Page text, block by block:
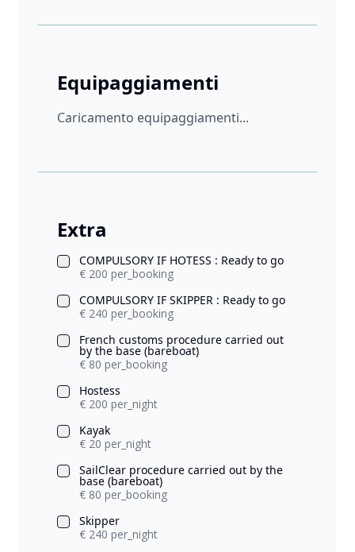
Equipaggiamenti
Caricamento equipaggiamenti...
Extra
COMPULSORY IF HOTESS : Ready to go
€ 200 per_booking
COMPULSORY IF SKIPPER : Ready to go
€ 240 per_booking
French customs procedure carried out
by the base (bareboat)
€ 80 per_booking
Hostess
€ 200 per_night
Kayak
€ 20 per_night
SailClear procedure carried out by the
base (bareboat)
€ 80 per_booking
Skipper
€ 240 per_night